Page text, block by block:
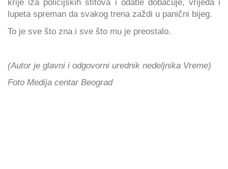
krije iza policijskih štitova i odatle dobacuje, vrijeđa i
lupeta spreman da svakog trena zaždi u panični bijeg.
To je sve što zna i sve što mu je preostalo.
(Autor je glavni i odgovorni urednik nedeljnika Vreme)
Foto Medija centar Beograd